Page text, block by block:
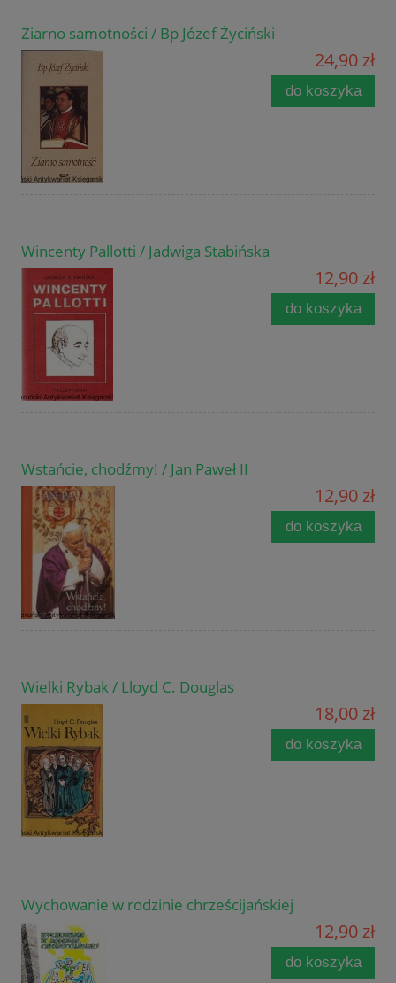
Ziarno samotności / Bp Józef Życiński
24,90 zł
do koszyka
Wincenty Pallotti / Jadwiga Stabińska
12,90 zł
do koszyka
Wstańcie, chodźmy! / Jan Paweł II
12,90 zł
do koszyka
Wielki Rybak / Lloyd C. Douglas
18,00 zł
do koszyka
Wychowanie w rodzinie chrześcijańskiej
12,90 zł
do koszyka